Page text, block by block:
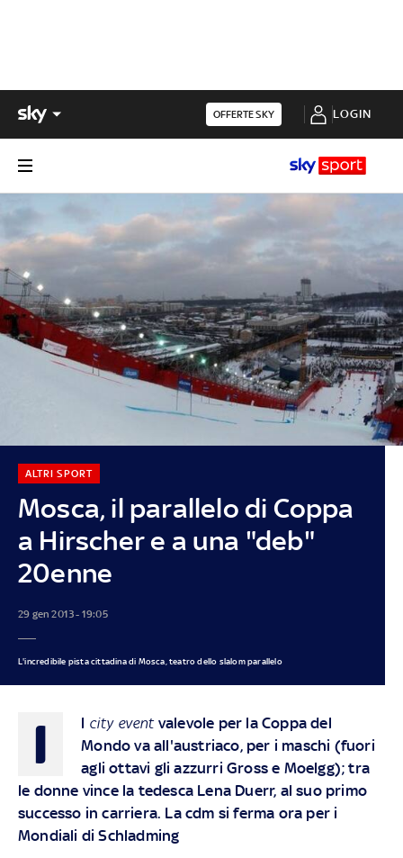
OFFERTE SKY LOGIN
Mosca, il parallelo di Coppa
a Hirscher e a una "deb"
20enne
ALTRI SPORT
29 gen 2013 - 19:05
L'incredibile pista cittadina di Mosca, teatro dello slalom parallelo
I l city eventvalevole per la Coppa del
Mondo va all'austriaco, per i maschi (fuori
agli ottavi gli azzurri Gross e Moelgg); tra
le donne vince la tedesca Lena Duerr, al suo primo
successo in carriera. La cdm si ferma ora per i
Mondiali di Schladming